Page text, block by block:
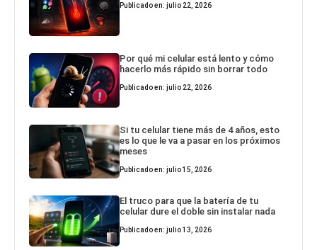
Publicado en: julio 22, 2026
Por qué mi celular está lento y cómo
hacerlo más rápido sin borrar todo
Publicado en: julio 22, 2026
Si tu celular tiene más de 4 años, esto
es lo que le va a pasar en los próximos
meses
Publicado en: julio 15, 2026
El truco para que la batería de tu
celular dure el doble sin instalar nada
Publicado en: julio 13, 2026